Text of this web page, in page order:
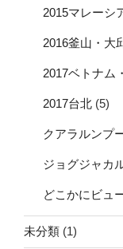
2015マレーシ
2016釜山・大
2017ベトナム
2017台北 (5)
クアラルンプ
ジョグジャカ
どこかにビュ
未分類 (1)